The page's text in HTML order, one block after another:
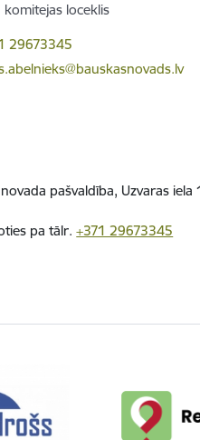
komitejas loceklis
29673345
pašvaldība, Uzvaras iela
pa tālr.+371 29673345